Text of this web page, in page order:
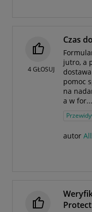
4GŁOSUJ
Czas
jutro, a
pomoc
na
a w for...
autor